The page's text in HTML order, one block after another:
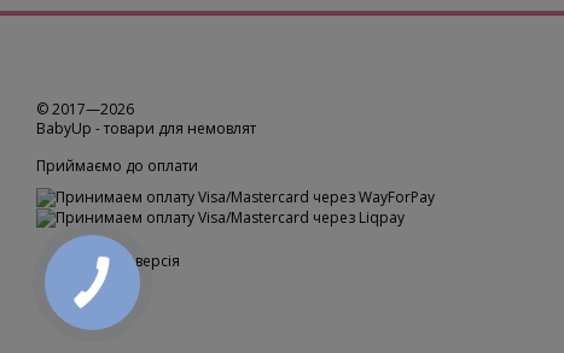
© 2017—2026
BabyUp -товари для немовлят
Приймаємо до оплати
Мобільна версія